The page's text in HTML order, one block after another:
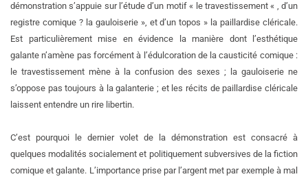
démonstration s’appuie sur l’étude d’un motif « le travestissement « , d’un
registre comique ? la gauloiserie », et d’un topos » la paillardise cléricale.
Est particulièrement mise en évidence la manière dont l’esthétique
galante n’amène pas forcément à l’édulcoration de la causticité comique :
le travestissement mène à la confusion des sexes ; la gauloiserie ne
s’oppose pas toujours à la galanterie ; et les récits de paillardise cléricale
laissent entendre un rire libertin.
C’est pourquoi le dernier volet de la démonstration est consacré à
quelques modalités socialement et politiquement subversives de la fiction
comique et galante. L’importance prise par l’argent met par exemple à mal